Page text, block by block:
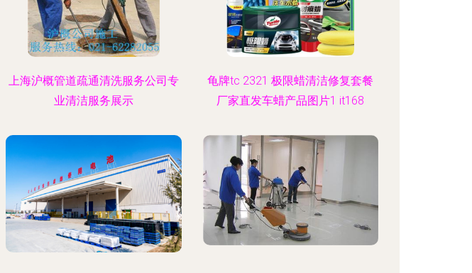
上海沪概管道疏通清洗服务公司专
业清洁服务展示
龟牌tc 2321 极限蜡清洁修复套餐
厂家直发车蜡产品图片1 it168